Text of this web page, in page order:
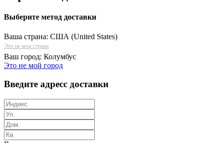
Выберите метод доставки
Ваша страна: США (United States)
Это не моя страна
Ваш город: Колумбус
Это не мой город
Введите адресс доставки